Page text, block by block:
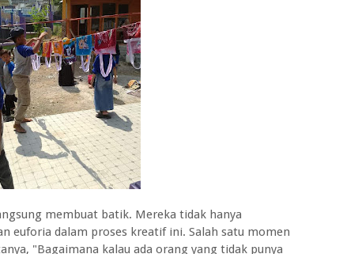
membuat batik. Mereka tidak hanya
euforia dalam proses kreatif ini. Salah satu momen
"Bagaimana kalau ada orang yang tidak punya